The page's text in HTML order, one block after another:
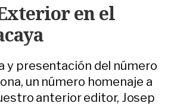
en el
y presentación del número
un número homenaje a
anterior editor, Josep